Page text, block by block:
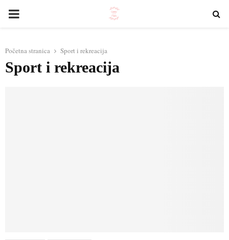
PRIMARY
Početna stranica Sport i rekreacija
Sport i rekreacija